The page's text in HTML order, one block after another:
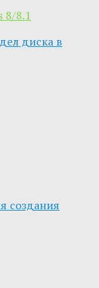
8/8.1
диска в
создания